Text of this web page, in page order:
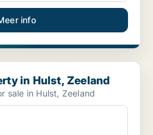
info
Zeeland
in Hulst, Zeeland
sale in Hulst, Zeeland